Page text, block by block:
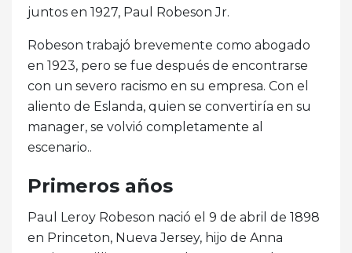
juntos en 1927, Paul Robeson Jr.
Robeson trabajó brevemente como abogado
en 1923, pero se fue después de encontrarse
con un severo racismo en su empresa. Con el
aliento de Eslanda, quien se convertiría en su
manager, se volvió completamente al
escenario..
Primeros años
Paul Leroy Robeson nació el 9 de abril de 1898
en Princeton, Nueva Jersey, hijo de Anna